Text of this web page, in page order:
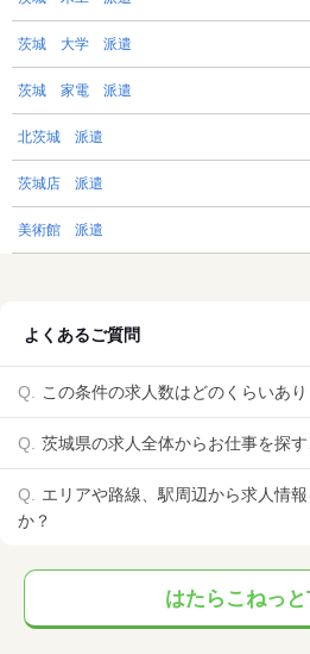
茨城 大学 派遣
茨城 家電 派遣
北茨城 派遣
茨城店 派遣
美術館 派遣
よくあるご質問
この条件の求人数はどのくらいあり
茨城県の求人全体からお仕事を探
エリアや路線、駅周辺から求人情
か？
はたらこねっ